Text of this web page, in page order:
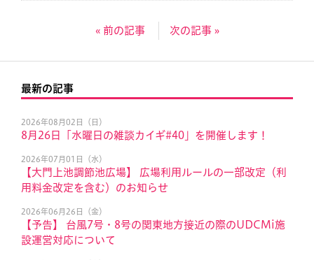
« 前の記事 次の記事 »
最新の記事
2026年08月02日（日）
8月26日「水曜日の雑談カイギ#40」を開催します！
2026年07月01日（水）
【大門上池調節池広場】 広場利用ルールの一部改定（利
用料金改定を含む）のお知らせ
2026年06月26日（金）
【予告】 台風7号・8号の関東地方接近の際のUDCMi施
設運営対応について